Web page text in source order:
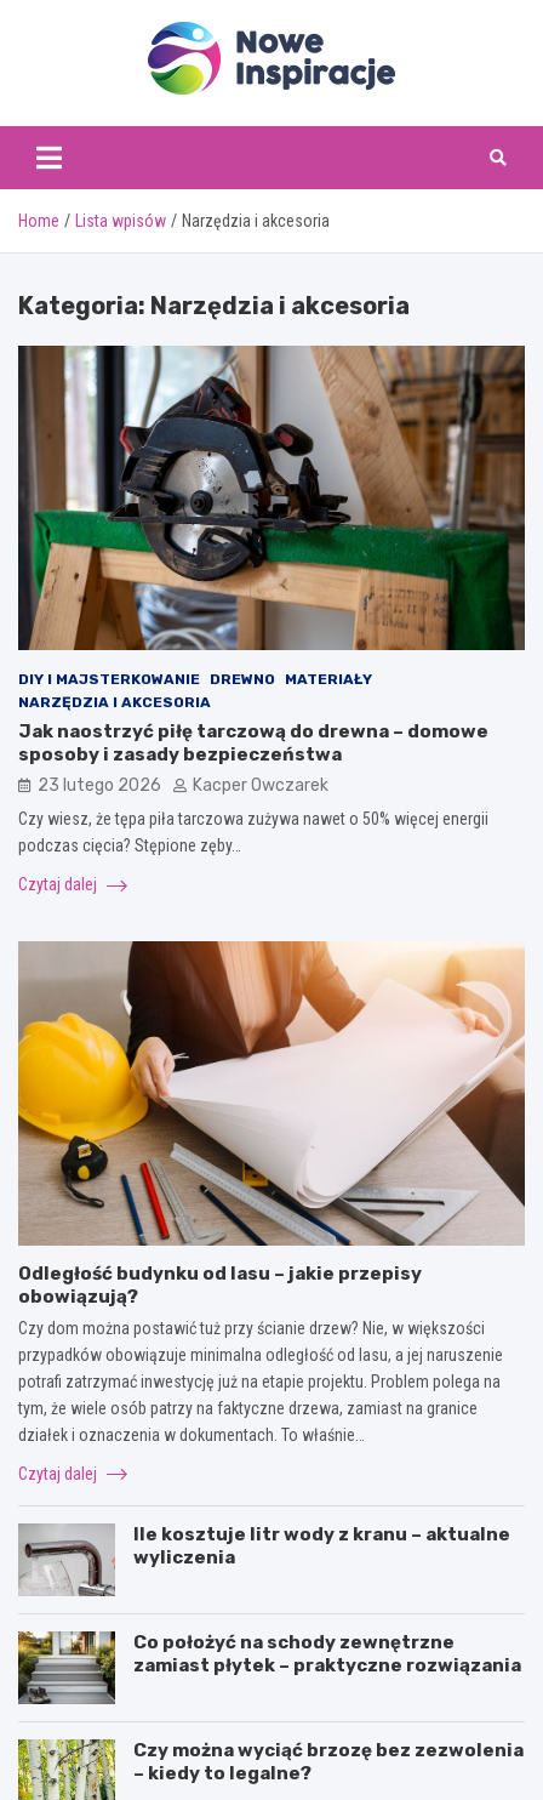
Home Lista wpisów Narzędzia i akcesoria
Kategoria: Narzędzia i akcesoria
DIY I MAJSTERKOWANIE DREWNO
MATERIAŁY
NARZĘDZIA I AKCESORIA
Jak naostrzyć piłę tarczową do drewna – domowe
sposoby i zasady bezpieczeństwa
23 lutego 2026 Kacper Owczarek
Czy wiesz, że tępa piła tarczowa zużywa nawet o 50% więcej energii
podczas cięcia? Stępione zęby…
Czytaj dalej
Odległość budynku od lasu – jakie przepisy
obowiązują?
Czy dom można postawić tuż przy ścianie drzew? Nie, w większości
przypadków obowiązuje minimalna odległość od lasu, a jej naruszenie
potrafi zatrzymać inwestycję już na etapie projektu. Problem polega na
tym, że wiele osób patrzy na faktyczne drzewa, zamiast na granice
działek i oznaczenia w dokumentach. To właśnie…
Czytaj dalej
Ile kosztuje litr wody z kranu – aktualne
wyliczenia
Co położyć na schody zewnętrzne
zamiast płytek – praktyczne rozwiązania
Czy można wyciąć brzozę bez zezwolenia
– kiedy to legalne?